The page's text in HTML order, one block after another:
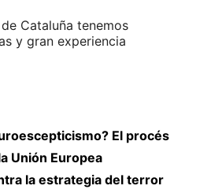
Cataluña tenemos
y gran experiencia
El procés
Unión Europea
la estrategia del terror